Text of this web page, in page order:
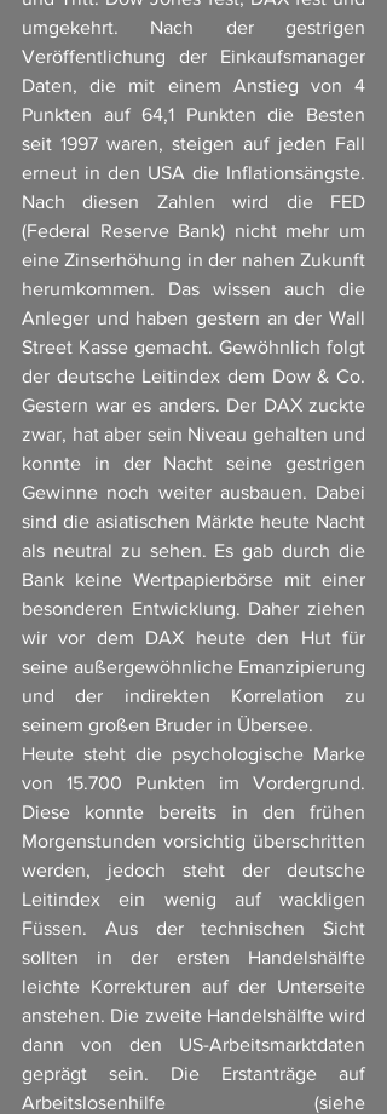
umgekehrt. Nach der gestrigen
Veröffentlichung der Einkaufsmanager
Daten, die mit einem Anstieg von 4
Punkten auf 64,1 Punkten die Besten
seit 1997 waren, steigen auf jeden Fall
erneut in den USA die Inflationsängste.
Nach diesen Zahlen wird die FED
(Federal Reserve Bank) nicht mehr um
eine Zinserhöhung in der nahen Zukunft
herumkommen. Das wissen auch die
Anleger und haben gestern an der Wall
Street Kasse gemacht. Gewöhnlich folgt
der deutsche Leitindex dem Dow & Co.
Gestern war es anders. Der DAX zuckte
zwar, hat aber sein Niveau gehalten und
konnte in der Nacht seine gestrigen
Gewinne noch weiter ausbauen. Dabei
sind die asiatischen Märkte heute Nacht
als neutral zu sehen. Es gab durch die
Bank keine Wertpapierbörse mit einer
besonderen Entwicklung. Daher ziehen
wir vor dem DAX heute den Hut für
seine außergewöhnliche Emanzipierung
und der indirekten Korrelation zu
seinem großen Bruder in Übersee.
Heute steht die psychologische Marke
von 15.700 Punkten im Vordergrund.
Diese konnte bereits in den frühen
Morgenstunden vorsichtig überschritten
werden, jedoch steht der deutsche
Leitindex ein wenig auf wackligen
Füssen. Aus der technischen Sicht
sollten in der ersten Handelshälfte
leichte Korrekturen auf der Unterseite
anstehen. Die zweite Handelshälfte wird
dann von den US-Arbeitsmarktdaten
geprägt sein. Die Erstanträge auf
Arbeitslosenhilfe (siehe